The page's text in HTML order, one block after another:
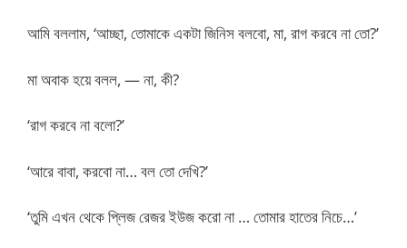
আমি বললাম, ‘আচ্ছা, তোমাকে একটা জিনিস বলবো, মা, রাগ করবে না তো?’
মা অবাক হয়ে বলল, — না, কী?
‘রাগ করবে না বলো?’
‘আরে বাবা, করবো না… বল তো দেখি?’
‘তুমি এখন থেকে প্লিজ রেজর ইউজ করো না … তোমার হাতের নিচে…’